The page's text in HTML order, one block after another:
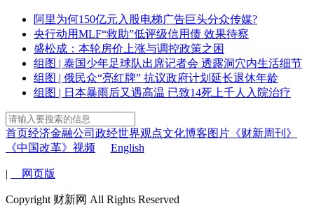
阿里为何150亿元入股电梯广告巨头分众传媒?
央行动用MLF“救助”低评级信用债 效果待察
盛松成：本轮房价上涨与调控政策之困
组图 | 泰国少年足球队出席记者会 透露洞穴内生活细节
组图 | 俄民众“亮红牌” 抗议政府计划延长退休年龄
组图 | 日本暴雨后又遇高温 已致14死上千人入院治疗
首页经济金融公司 政经世界观点文化博客图片 《财新周刊》
《中国改革》 视频 English
| 网页版
Copyright 财新网 All Rights Reserved